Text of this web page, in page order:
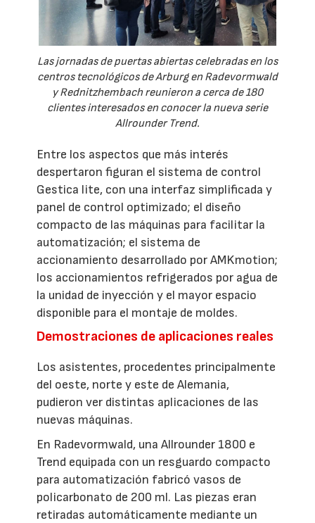
Las jornadas de puertas abiertas celebradas en los
centros tecnológicos de Arburg en Radevormwald
y Rednitzhembach reunieron a cerca de 180
clientes interesados en conocer la nueva serie
Allrounder Trend.
Entre los aspectos que más interés
despertaron figuran el sistema de control
Gestica lite, con una interfaz simplificada y
panel de control optimizado; el diseño
compacto de las máquinas para facilitar la
automatización; el sistema de
accionamiento desarrollado por AMKmotion;
los accionamientos refrigerados por agua de
la unidad de inyección y el mayor espacio
disponible para el montaje de moldes.
Demostraciones de aplicaciones reales
Los asistentes, procedentes principalmente
del oeste, norte y este de Alemania,
pudieron ver distintas aplicaciones de las
nuevas máquinas.
En Radevormwald, una Allrounder 1800 e
Trend equipada con un resguardo compacto
para automatización fabricó vasos de
policarbonato de 200 ml. Las piezas eran
retiradas automáticamente mediante un